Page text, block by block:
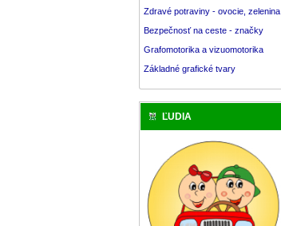
Zdravé potraviny - ovocie, zelenina
Bezpečnosť na ceste - značky
Grafomotorika a vizuomotorika
Základné grafické tvary
ĽUDIA